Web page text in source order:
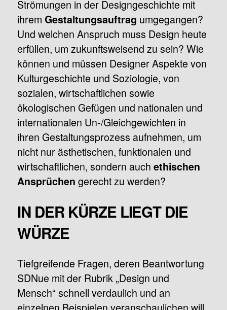
Strömungen in der Designgeschichte mit
ihrem Gestaltungsauftrag umgegangen?
Und welchen Anspruch muss Design heute
erfüllen, um zukunftsweisend zu sein? Wie
können und müssen Designer Aspekte von
Kulturgeschichte und Soziologie, von
sozialen, wirtschaftlichen sowie
ökologischen Gefügen und nationalen und
internationalen Un-/Gleichgewichten in
ihren Gestaltungsprozess aufnehmen, um
nicht nur ästhetischen, funktionalen und
wirtschaftlichen, sondern auch ethischen
Ansprüchen gerecht zu werden?
IN DER KÜRZE LIEGT DIE
WÜRZE
Tiefgreifende Fragen, deren Beantwortung
SDNue mit der Rubrik „Design und
Mensch“ schnell verdaulich und an